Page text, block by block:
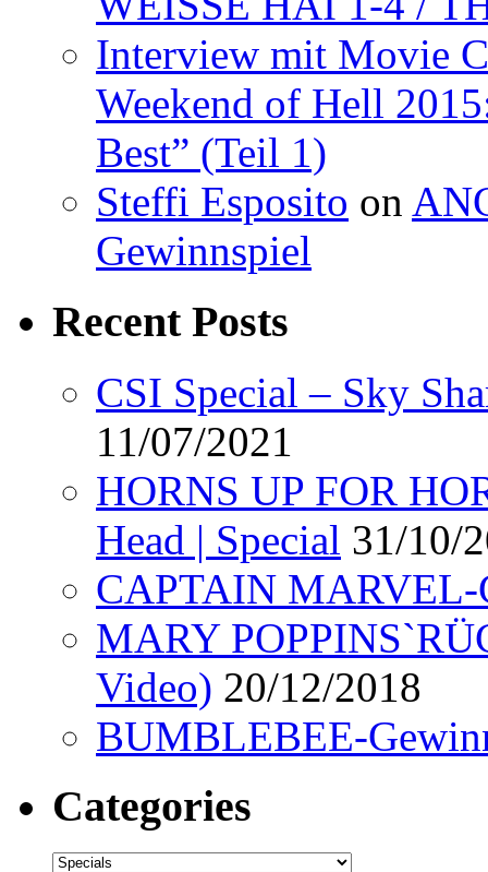
Interview mit Movie
Weekend of Hell
Best” (Teil 1)
Steffi Esposito on
Gewinnspiel
Recent Posts
CSI Special – Sky
11/07/2021
HORNS UP FOR
Head | Special 31/10/
CAPTAIN MARVEL-
MARY
Video) 20/12/2018
BUMBLEBEE-
Categories
Categories